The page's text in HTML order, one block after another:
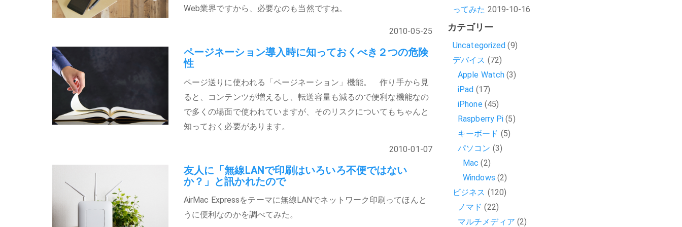
Web業界ですから、必要なのも当然ですね。
2010-05-25
ページネーション導入時に知っておくべき２つの危険
性
ページ送りに使われる「ページネーション」機能。 作り手から見
ると、コンテンツが増えるし、転送容量も減るので便利な機能なの
で多くの場面で使われていますが、そのリスクについてもちゃんと
知っておく必要があります。
2010-01-07
友人に「無線LANで印刷はいろいろ不便ではない
か？」と訊かれたので
AirMac Expressをテーマに無線LANでネットワーク印刷ってほんと
うに便利なのかを調べてみた。
ってみた 2019-10-16
カテゴリー
Uncategorized (9)
デバイス (72)
Apple Watch (3)
iPad (17)
iPhone(45)
Raspberry Pi (5)
キーボード (5)
パソコン (3)
Mac (2)
Windows (2)
ビジネス (120)
ノマド (22)
マルチメディア (2)